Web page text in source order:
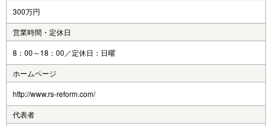
300万円
営業時間・定休日
8：00～18：00／定休日：日曜
ホームページ
http://www.rs-reform.com/
代表者